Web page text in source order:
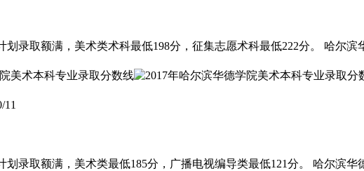
录取额满，美术类术科最低198分，征集志愿术科最低222分。 哈尔
11
录取额满，美术类最低185分，广播电视编导类最低121分。 哈尔滨华